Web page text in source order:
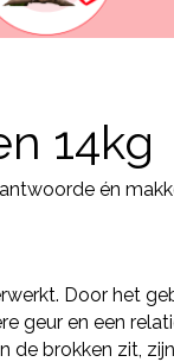
14kg
én
Door het
geur en een
de brokken zit,